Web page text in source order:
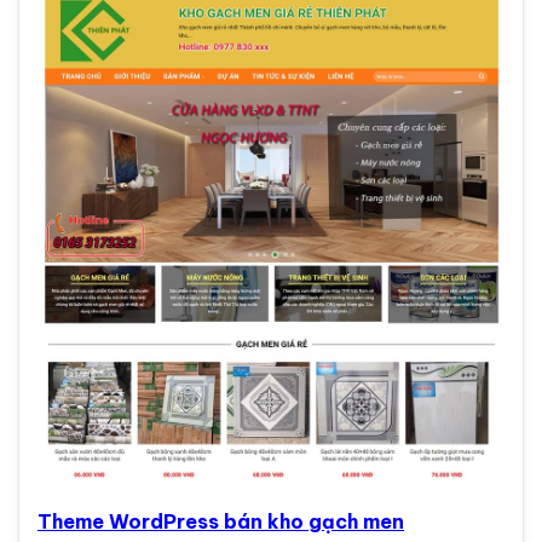
Theme WordPress bán kho gạch men